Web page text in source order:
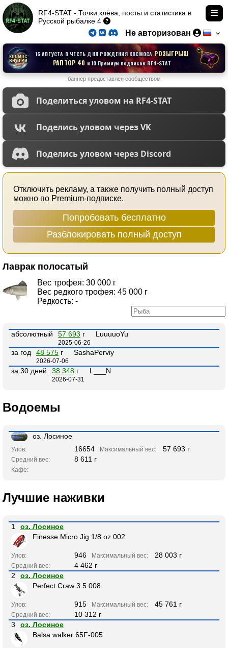
Не авторизован
RF4-STAT - Точки клёва, посты и статистика в
Русской рыбалке 4
КОСМОС
ВНУТРИ
16 АВГУСТА В ЧЕСТЬ ДНЯ РОЖДЕНИЯ КОСМОСА РОЗЫГРЫШ
РАПТОР 40 и 10 Премиум подписок RF4-STAT
баннер предоставлен сообществом
Поделиться уловом на RF4-STAT
Поделись уловом через VK
Поделись уловом через Discord
Отключить рекламу, а также получить полный доступ
можно по Premium-подписке.
Попробовать бесплатно
Разблокировать полный доступ
Лаврак полосатый
Вес трофея: 30 000 г
Вес редкого трофея: 45 000 г
Редкость: -
абсолютный 57 693 г
2025-06-26
LuuuuoYu
за год 48 575 г
2026-07-06
SashaPerviy
за 30 дней 38 348 г
2026-07-31
L___N
Водоемы
оз. Лосиное
Улов: 16654 Максимальный вес: 57 693 г
Средний вес: 8 611 г
Кафе:
Лучшие наживки
1
оз. Лосиное
Finesse Micro Jig 1/8 oz 002
Улов: 946 Максимальный вес: 28 003 г
Средний вес:
4 462 г
2
оз. Лосиное
Perfect Craw 3.5 008
Улов: 915 Максимальный вес: 45 761 г
Средний вес:
10 312 г
3
оз. Лосиное
Balsa walker 65F-005